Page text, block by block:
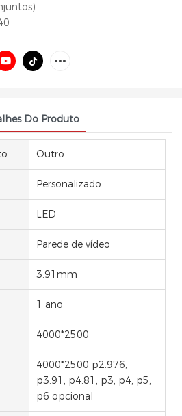
Do Produto
Outro
Personalizado
LED
Parede de vídeo
3.91mm
1 ano
4000*2500
4000*2500 p2.976,
p3.91, p4.81, p3, p4, p5,
p6 opcional